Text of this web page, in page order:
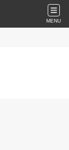
MENU